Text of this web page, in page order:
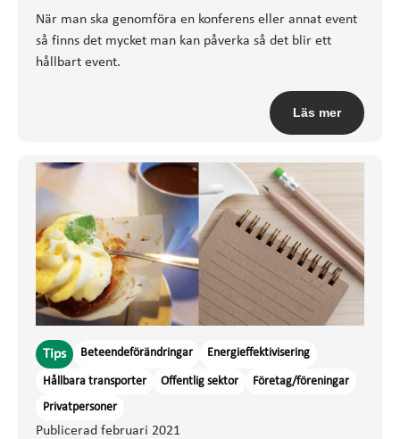
När man ska genomföra en konferens eller annat event
så finns det mycket man kan påverka så det blir ett
hållbart event.
Läs mer
Publicerad februari 2021
Tips Beteendeförändringar Energieffektivisering
Hållbara transporter Offentlig sektor
Företag/föreningar
Privatpersoner